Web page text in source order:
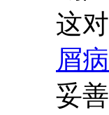
这
屑
妥